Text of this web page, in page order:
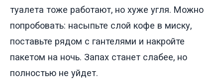
туалета тоже работают, но хуже угля. Можно
попробовать: насыпьте слой кофе в миску,
поставьте рядом с гантелями и накройте
пакетом на ночь. Запах станет слабее, но
полностью не уйдет.